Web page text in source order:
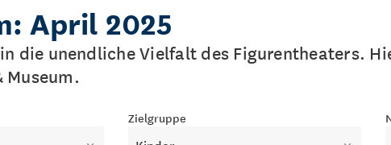
April 2025
die unendliche Vielfalt des Figurentheaters.
Museum.
Zielgruppe